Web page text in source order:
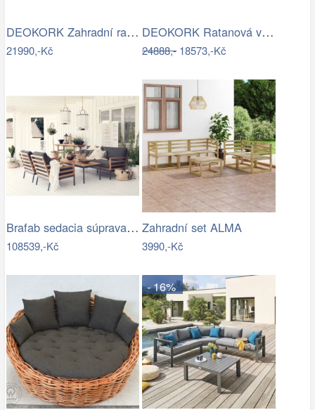
DEOKORK Zahradní ratanová sestava…
21990,-Kč
DEOKORK Ratanová variabilní sestava…
24888,-18573,-Kč
Brafab sedacia súprava ZALONGO Mdum
108539,-Kč
Zahradní set ALMA
3990,-Kč
- 16%